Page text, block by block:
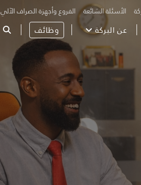
الأسئلة الشائعة الفروع وأجهزة الصراف الآلي
عن البركة وظائف